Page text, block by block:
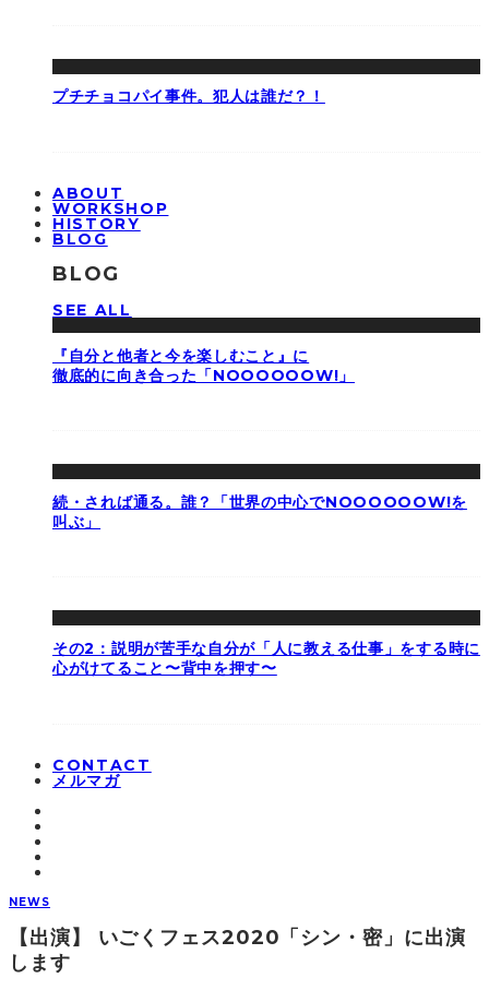
プチチョコパイ事件。犯人は誰だ？！
ABOUT
WORKSHOP
HISTORY
BLOG
BLOG
SEE ALL
『自分と他者と今を楽しむこと』に
徹底的に向き合った「NOOOOOOW!」
続・されば通る。誰？「世界の中心でNOOOOOOW!を
叫ぶ」
その2：説明が苦手な自分が「人に教える仕事」をする時に
心がけてること〜背中を押す〜
CONTACT
メルマガ
NEWS
【出演】 いごくフェス2020「シン・密」に出演
します